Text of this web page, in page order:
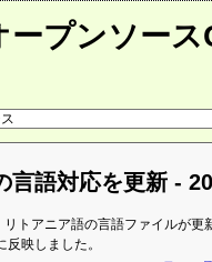
プンソース
言語対応を更新 -
トアニア語の言語ファイルが更
反映しました。